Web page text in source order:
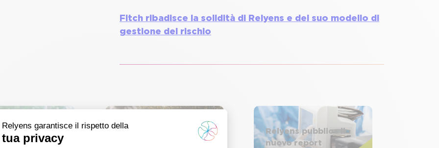
Fitch ribadisce la solidità di Relyens e del suo modello di
gestione del rischio
svela la sua
visiva
La prima medaglia
EcoVadis per Relyens
Relyens pubblica il
nuovo report